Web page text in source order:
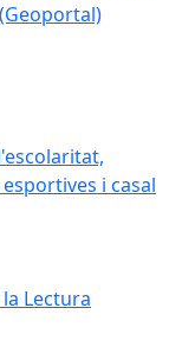
i casal
Lectura